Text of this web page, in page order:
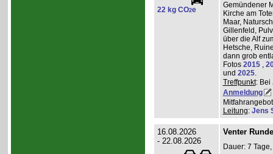
22 kg CO2e
Gemündener
Kirche am
Maar,
Gillenfeld,
über die Alf
Hetsche,
dann grob
Fotos 2015 ,
und 2025.
Treffpunkt: Bei
Anmeldung
Leitung: Jens
16.08.2026
- 22.08.2026
Venter
Dauer: 7